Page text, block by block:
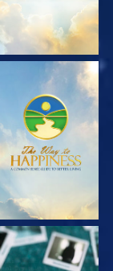
MŰSORNÉZÉS